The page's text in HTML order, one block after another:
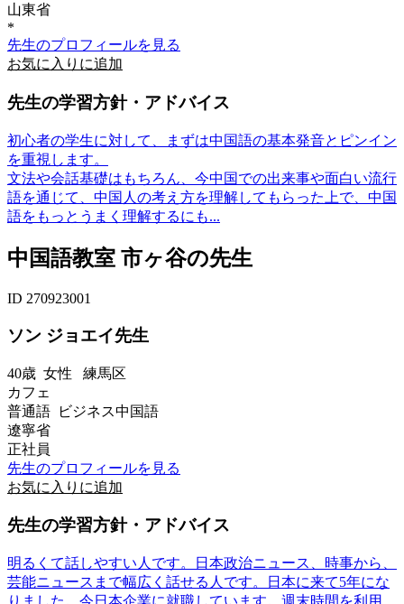
山東省
*
先生のプロフィールを見る
お気に入りに追加
先生の学習方針・アドバイス
初心者の学生に対して、まずは中国語の基本発音とピンイン
を重視します。
文法や会話基礎はもちろん、今中国での出来事や面白い流行
語を通じて、中国人の考え方を理解してもらった上で、中国
語をもっとうまく理解するにも...
中国語教室 市ヶ谷の先生
ID 270923001
ソン ジョエイ先生
40歳 女性 練馬区
カフェ
普通語 ビジネス中国語
遼寧省
正社員
先生のプロフィールを見る
お気に入りに追加
先生の学習方針・アドバイス
明るくて話しやすい人です。日本政治ニュース、時事から、
芸能ニュースまで幅広く話せる人です。日本に来て5年にな